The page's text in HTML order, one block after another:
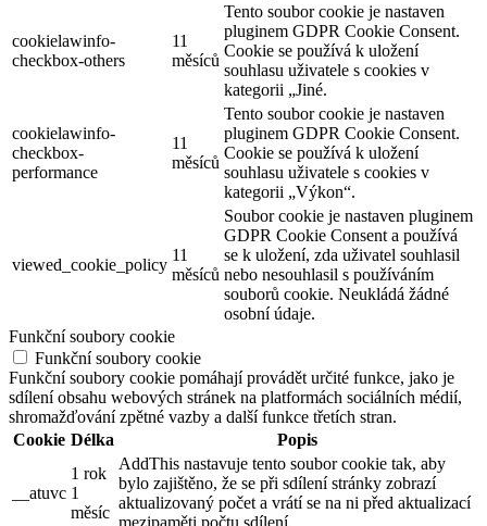
cookielawinfo-
checkbox-others
11
měsíců
Tento soubor cookie je nastaven
pluginem GDPR Cookie Consent.
Cookie se používá k uložení
souhlasu uživatele s cookies v
kategorii „Jiné.
cookielawinfo-
checkbox-
performance
11
měsíců
Tento soubor cookie je nastaven
pluginem GDPR Cookie Consent.
Cookie se používá k uložení
souhlasu uživatele s cookies v
kategorii „Výkon“.
viewed_cookie_policy
11
měsíců
Soubor cookie je nastaven pluginem
GDPR Cookie Consent a používá
se k uložení, zda uživatel souhlasil
nebo nesouhlasil s používáním
souborů cookie. Neukládá žádné
osobní údaje.
Funkční soubory cookie
Funkční soubory cookie
Funkční soubory cookie pomáhají provádět určité funkce, jako je
sdílení obsahu webových stránek na platformách sociálních médií,
shromažďování zpětné vazby a další funkce třetích stran.
Cookie Délka Popis
__atuvc
1 rok
1
měsíc
AddThis nastavuje tento soubor cookie tak, aby
bylo zajištěno, že se při sdílení stránky zobrazí
aktualizovaný počet a vrátí se na ni před aktualizací
mezipaměti počtu sdílení.